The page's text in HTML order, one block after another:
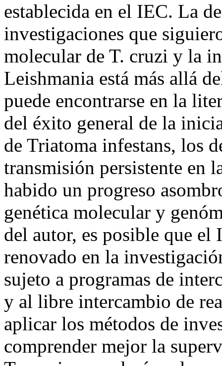
establecida en el IEC. La
investigaciones que
molecular de T. cruzi y la
Leishmania está más allá
puede encontrarse en la
del éxito general de la
de Triatoma infestans, los
transmisión persistente en
habido un progreso
genética molecular y
del autor, es posible que el
renovado en la
sujeto a programas de
y al libre intercambio de
aplicar los métodos de
comprender mejor la